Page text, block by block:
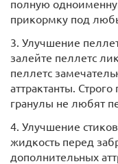
полную
прикормку под
3. Улучшение
залейте пеллетс
пеллетс
аттрактанты.
гранулы не любят
4. Улучшение
жидкость перед
дополнительных